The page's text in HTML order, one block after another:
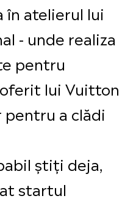
în atelierul lui
- unde realiza
pentru
lui Vuitton
a clădi
știți deja,
startul